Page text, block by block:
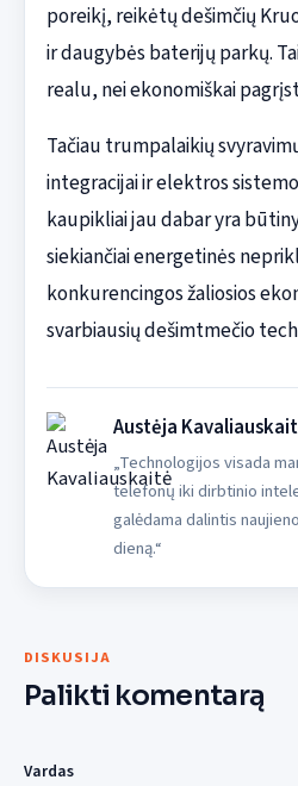
poreikį, reikėtų dešimčių
ir daugybės baterijų parkų.
realu, nei ekonomiškai
Tačiau trumpalaikių
integracijai ir elektros
kaupikliai jau dabar yra
siekiančiai energetinės
konkurencingos žaliosios
svarbiausių dešimtmečio
Austėja
„Technologijos visada
telefonų iki dirbtinio
galėdama dalintis
dieną.“
DISKUSIJA
Palikti komentarą
Vardas